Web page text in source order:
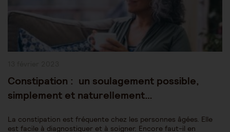
Constipation : un soulagement possible,
simplement et naturellement…
La constipation est fréquente chez les personnes âgées. Elle
est facile à diagnostiquer et à soigner. Encore faut-il en